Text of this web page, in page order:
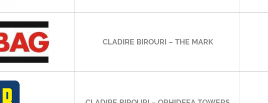
CLADIRE BIROURI – THE MARK